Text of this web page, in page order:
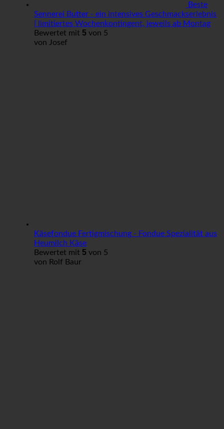
Beste
Sennerei Butter - ein intensives Geschmackserlebnis
| limitiertes Wochenkontingent, jeweils ab Montag
Bewertet mit 5 von 5
von Josef
Käsefondue Fertigmischung - Fondue Spezialität aus
Heumilch Käse
Bewertet mit 5 von 5
von Rolf Baur